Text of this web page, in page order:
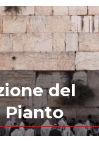
del
Pianto